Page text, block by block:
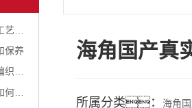
广
保养
危害
理
海角国产真
所属分类： 海角